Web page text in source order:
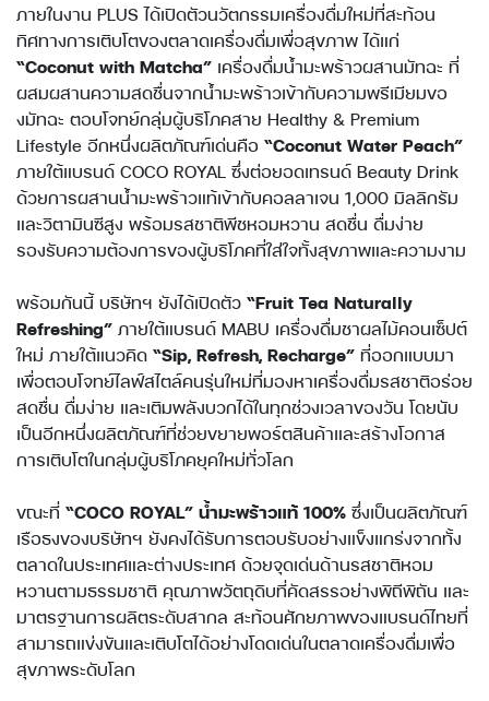
ภายในงาน PLUS ได้เปิดตัวนวัตกรรมเครื่องดื่มใหม่ที่สะท้อน
ทิศทางการเติบโตของตลาดเครื่องดื่มเพื่อสุขภาพ ได้แก่
“Coconut with Matcha” เครื่องดื่มน้ำมะพร้าวผสานมัทฉะ ที่
ผสมผสานความสดชื่นจากน้ำมะพร้าวเข้ากับความพรีเมียมขอ
งมัทฉะ ตอบโจทย์กลุ่มผู้บริโภคสาย Healthy & Premium
Lifestyle อีกหนึ่งผลิตภัณฑ์เด่นคือ “Coconut Water Peach”
ภายใต้แบรนด์ COCO ROYAL ซึ่งต่อยอดเทรนด์ Beauty Drink
ด้วยการผสานน้ำมะพร้าวแท้เข้ากับคอลลาเจน 1,000 มิลลิกรัม
และวิตามินซีสูง พร้อมรสชาติพีชหอมหวาน สดชื่น ดื่มง่าย
รองรับความต้องการของผู้บริโภคที่ใส่ใจทั้งสุขภาพและความงาม
พร้อมกันนี้ บริษัทฯ ยังได้เปิดตัว “Fruit Tea Naturally
Refreshing” ภายใต้แบรนด์ MABU เครื่องดื่มชาผลไม้คอนเซ็ปต์
ใหม่ ภายใต้แนวคิด “Sip, Refresh, Recharge” ที่ออกแบบมา
เพื่อตอบโจทย์ไลฟ์สไตล์คนรุ่นใหม่ที่มองหาเครื่องดื่มรสชาติอร่อย
สดชื่น ดื่มง่าย และเติมพลังบวกได้ในทุกช่วงเวลาของวัน โดยนับ
เป็นอีกหนึ่งผลิตภัณฑ์ที่ช่วยขยายพอร์ตสินค้าและสร้างโอกาส
การเติบโตในกลุ่มผู้บริโภคยุคใหม่ทั่วโลก
ขณะที่ “COCO ROYAL” น้ำมะพร้าวแท้ 100% ซึ่งเป็นผลิตภัณฑ์
เรือธงของบริษัทฯ ยังคงได้รับการตอบรับอย่างแข็งแกร่งจากทั้ง
ตลาดในประเทศและต่างประเทศ ด้วยจุดเด่นด้านรสชาติหอม
หวานตามธรรมชาติ คุณภาพวัตถุดิบที่คัดสรรอย่างพิถีพิถัน และ
มาตรฐานการผลิตระดับสากล สะท้อนศักยภาพของแบรนด์ไทยที่
สามารถแข่งขันและเติบโตได้อย่างโดดเด่นในตลาดเครื่องดื่มเพื่อ
สุขภาพระดับโลก